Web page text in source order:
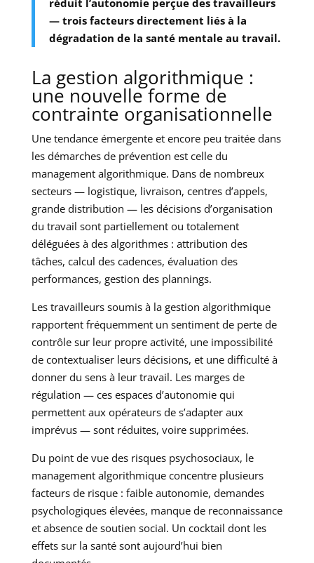
réduit l’autonomie perçue des travailleurs
— trois facteurs directement liés à la
dégradation de la santé mentale au travail.
La gestion algorithmique :
une nouvelle forme de
contrainte organisationnelle
Une tendance émergente et encore peu traitée dans
les démarches de prévention est celle du
management algorithmique. Dans de nombreux
secteurs — logistique, livraison, centres d’appels,
grande distribution — les décisions d’organisation
du travail sont partiellement ou totalement
déléguées à des algorithmes : attribution des
tâches, calcul des cadences, évaluation des
performances, gestion des plannings.
Les travailleurs soumis à la gestion algorithmique
rapportent fréquemment un sentiment de perte de
contrôle sur leur propre activité, une impossibilité
de contextualiser leurs décisions, et une difficulté à
donner du sens à leur travail. Les marges de
régulation — ces espaces d’autonomie qui
permettent aux opérateurs de s’adapter aux
imprévus — sont réduites, voire supprimées.
Du point de vue des risques psychosociaux, le
management algorithmique concentre plusieurs
facteurs de risque : faible autonomie, demandes
psychologiques élevées, manque de reconnaissance
et absence de soutien social. Un cocktail dont les
effets sur la santé sont aujourd’hui bien